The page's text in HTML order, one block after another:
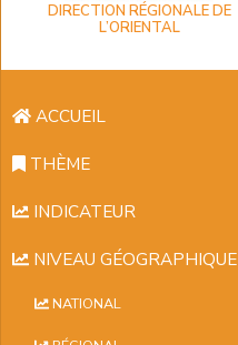
DIRECTION RÉGIONALE DE
L’ORIENTAL
ACCUEIL
THÈME
INDICATEUR
NIVEAU GÉOGRAPHIQUE
NATIONAL